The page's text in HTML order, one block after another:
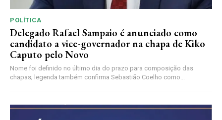
POLÍTICA
Delegado Rafael Sampaio é anunciado como
candidato a vice-governador na chapa de Kiko
Caputo pelo Novo
Nome foi definido no último dia do prazo para composição das
chapas; legenda também confirma Sebastião Coelho como...